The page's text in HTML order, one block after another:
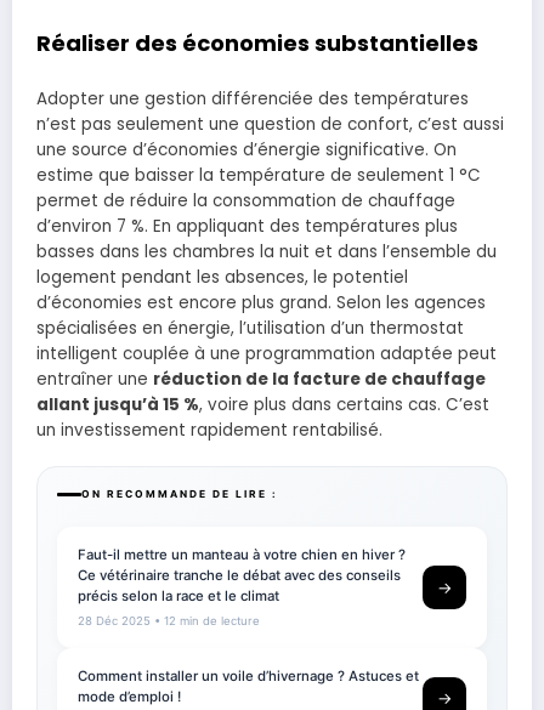
Réaliser des économies substantielles
Adopter une gestion différenciée des températures
n’est pas seulement une question de confort, c’est aussi
une source d’économies d’énergie significative. On
estime que baisser la température de seulement 1 °C
permet de réduire la consommation de chauffage
d’environ 7 %. En appliquant des températures plus
basses dans les chambres la nuit et dans l’ensemble du
logement pendant les absences, le potentiel
d’économies est encore plus grand. Selon les agences
spécialisées en énergie, l’utilisation d’un thermostat
intelligent couplée à une programmation adaptée peut
entraîner une réduction de la facture de chauffage
allant jusqu’à 15 %, voire plus dans certains cas. C’est
un investissement rapidement rentabilisé.
ON RECOMMANDE DE LIRE :
Faut-il mettre un manteau à votre chien en hiver ?
Ce vétérinaire tranche le débat avec des conseils
précis selon la race et le climat
28 Déc 2025 • 12 min de lecture
→
Comment installer un voile d’hivernage ? Astuces et
mode d’emploi !
→